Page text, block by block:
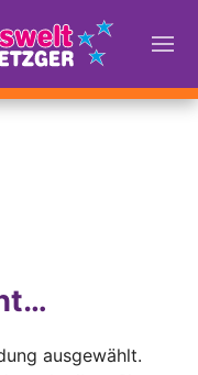
ausgewählt.